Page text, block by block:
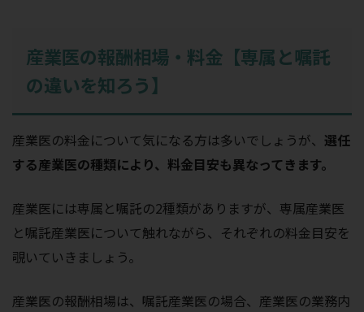
産業医の報酬相場・料金【専属と嘱託
の違いを知ろう】
産業医の料金について気になる方は多いでしょうが、 選任
する産業医の種類により、料金目安も異なってきます。
産業医には専属と嘱託の2種類がありますが、専属産業医
と嘱託産業医について触れながら、それぞれの料金目安を
覗いていきましょう。
産業医の報酬相場は、嘱託産業医の場合、産業医の業務内